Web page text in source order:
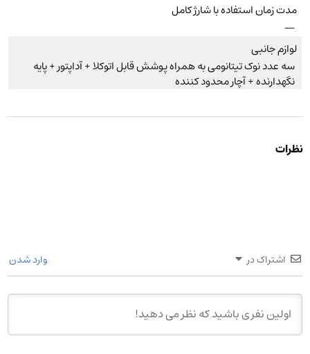
مدت زمان استفاده با شارژ کامل
—
لوازم جانبی
سه عدد نوک تیتانومی به همراه پوشش قابل اتوکلا + آداپتور + پایه
نگهدارنده + آچار محدود کننده
نظرات
اشتراک در وارد شدن